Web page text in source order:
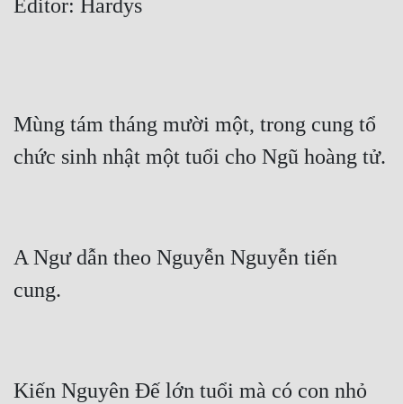
Du Hí
Dã Sử
Huyền Huyễn
Editor: Hardys
Mùng tám tháng mười một, trong cung tổ
chức sinh nhật một tuổi cho Ngũ hoàng tử.
A Ngư dẫn theo Nguyễn Nguyễn tiến
cung.
Kiến Nguyên Đế lớn tuổi mà có con nhỏ